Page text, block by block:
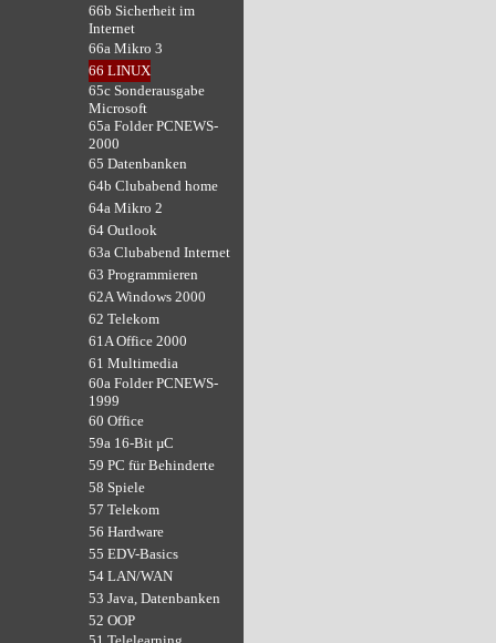
66b Sicherheit im
Internet
66a Mikro 3
66 LINUX
65c Sonderausgabe
Microsoft
65a Folder PCNEWS-
2000
65 Datenbanken
64b Clubabend home
64a Mikro 2
64 Outlook
63a Clubabend Internet
63 Programmieren
62A Windows 2000
62 Telekom
61A Office 2000
61 Multimedia
60a Folder PCNEWS-
1999
60 Office
59a 16-Bit µC
59 PC für Behinderte
58 Spiele
57 Telekom
56 Hardware
55 EDV-Basics
54 LAN/WAN
53 Java, Datenbanken
52 OOP